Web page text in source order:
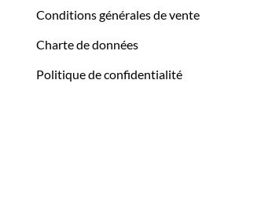
Conditions générales de vente
Charte de données
Politique de confidentialité